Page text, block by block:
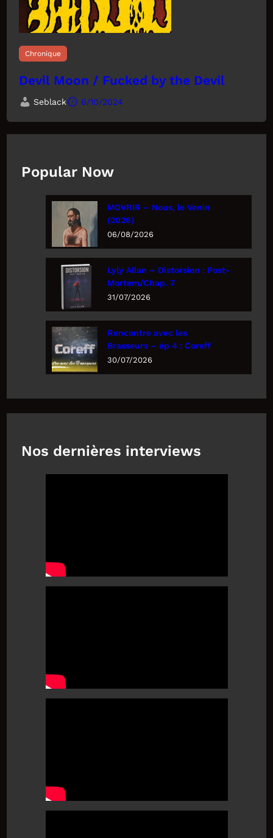
Chronique
Devil Moon / Fucked by the Devil
Seblack 6/10/2024
Popular Now
MOVRIR – Nous, le Venin
(2026)
06/08/2026
Lyly Allan – Distorsion : Post-
Mortem/Chap. 7
31/07/2026
Rencontre avec les
Brasseurs – ép 4 : Coreff
30/07/2026
Nos dernières interviews